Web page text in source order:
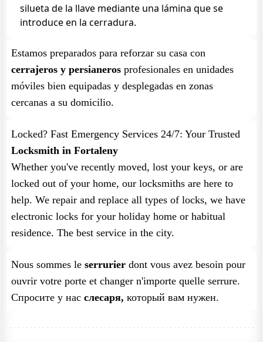
silueta de la llave mediante una lámina que se
introduce en la cerradura.
Estamos preparados para reforzar su casa con
cerrajeros y persianeros profesionales en unidades
móviles bien equipadas y desplegadas en zonas
cercanas a su domicilio.
Locked? Fast Emergency Services 24/7: Your Trusted
Locksmith in Fortaleny
Whether you've recently moved, lost your keys, or are
locked out of your home, our locksmiths are here to
help. We repair and replace all types of locks, we have
electronic locks for your holiday home or habitual
residence. The best service in the city.
Nous sommes le serrurier dont vous avez besoin pour
ouvrir votre porte et changer n'importe quelle serrure.
Спросите у нас слесаря, который вам нужен.